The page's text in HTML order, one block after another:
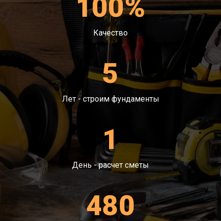
Машиной утрамбовывают землю.
Выполнение гидроизоляции. Она не
допустит проникновения грунтовых вод.
Засыпают песок и гравий.
Теплоизоляция и подготовка к заполнению
бетоном.
Перед заливкой составом армируем
участок.
100%
Качество
5
Лет - строим фундаменты
1
День - расчет сметы
480